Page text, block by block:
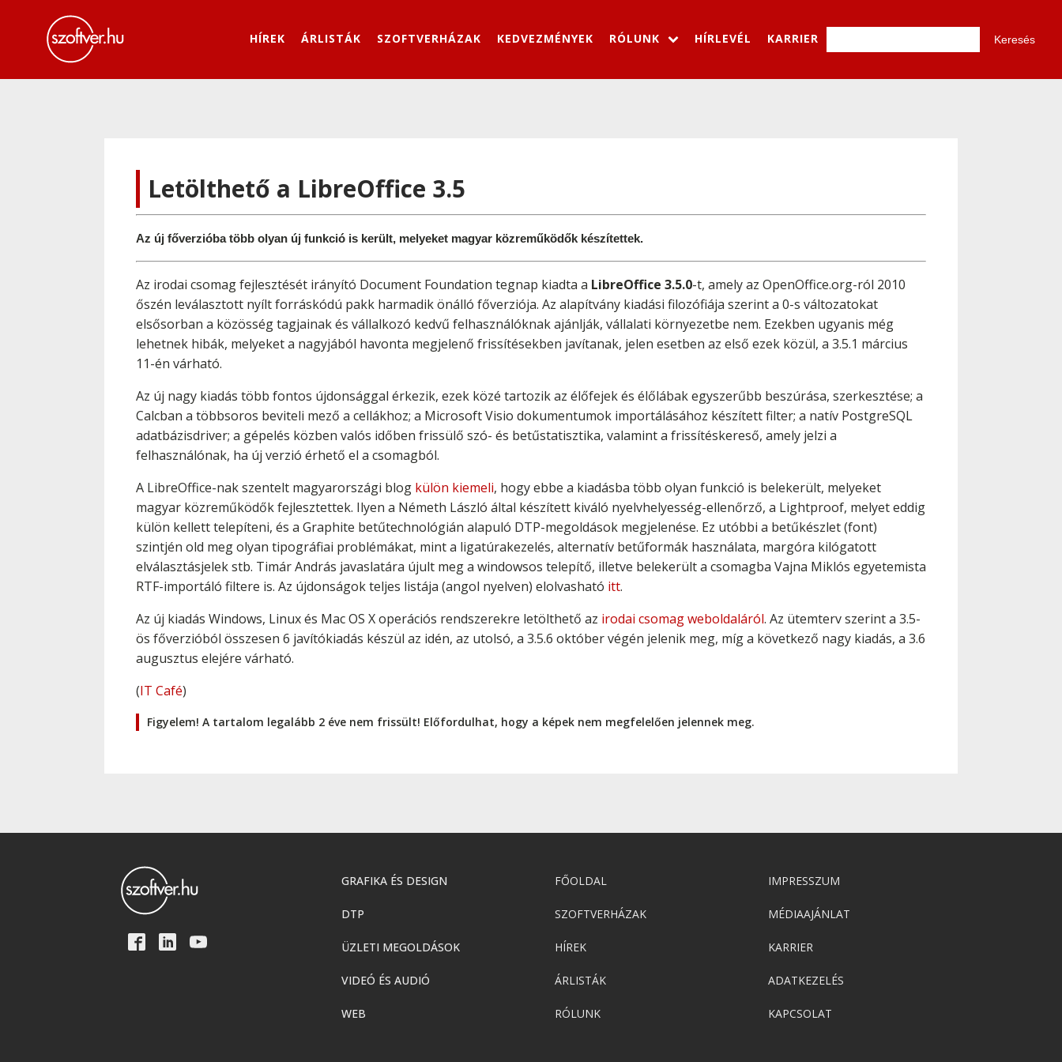
HÍREK ÁRLISTÁK SZOFTVERHÁZAK KEDVEZMÉNYEK RÓLUNK HÍRLEVÉL KARRIER
Letölthető a LibreOffice 3.5
Az új főverzióba több olyan új funkció is került, melyeket magyar közreműködők készítettek.
Az irodai csomag fejlesztését irányító Document Foundation tegnap kiadta a LibreOffice 3.5.0-t, amely az OpenOffice.org-ról 2010
őszén leválasztott nyílt forráskódú pakk harmadik önálló főverziója. Az alapítvány kiadási filozófiája szerint a 0-s változatokat
elsősorban a közösség tagjainak és vállalkozó kedvű felhasználóknak ajánlják, vállalati környezetbe nem. Ezekben ugyanis még
lehetnek hibák, melyeket a nagyjából havonta megjelenő frissítésekben javítanak, jelen esetben az első ezek közül, a 3.5.1 március
11-én várható.
Az új nagy kiadás több fontos újdonsággal érkezik, ezek közé tartozik az élőfejek és élőlábak egyszerűbb beszúrása, szerkesztése; a
Calcban a többsoros beviteli mező a cellákhoz; a Microsoft Visio dokumentumok importálásához készített filter; a natív PostgreSQL
adatbázisdriver; a gépelés közben valós időben frissülő szó- és betűstatisztika, valamint a frissítéskereső, amely jelzi a
felhasználónak, ha új verzió érhető el a csomagból.
A LibreOffice-nak szentelt magyarországi blog külön kiemeli, hogy ebbe a kiadásba több olyan funkció is belekerült, melyeket
magyar közreműködők fejlesztettek. Ilyen a Németh László által készített kiváló nyelvhelyesség-ellenőrző, a Lightproof, melyet eddig
külön kellett telepíteni, és a Graphite betűtechnológián alapuló DTP-megoldások megjelenése. Ez utóbbi a betűkészlet (font)
szintjén old meg olyan tipográfiai problémákat, mint a ligatúrakezelés, alternatív betűformák használata, margóra kilógatott
elválasztásjelek stb. Timár András javaslatára újult meg a windowsos telepítő, illetve belekerült a csomagba Vajna Miklós egyetemista
RTF-importáló filtere is. Az újdonságok teljes listája (angol nyelven) elolvasható itt.
Az új kiadás Windows, Linux és Mac OS X operációs rendszerekre letölthető az irodai csomag weboldaláról. Az ütemterv szerint a 3.5-
ös főverzióból összesen 6 javítókiadás készül az idén, az utolsó, a 3.5.6 október végén jelenik meg, míg a következő nagy kiadás, a 3.6
augusztus elejére várható.
(IT Café)
Figyelem! A tartalom legalább 2 éve nem frissült! Előfordulhat, hogy a képek nem megfelelően jelennek meg.
GRAFIKA ÉS DESIGN
DTP
ÜZLETI MEGOLDÁSOK
VIDEÓ ÉS AUDIÓ
WEB
FŐOLDAL
SZOFTVERHÁZAK
HÍREK
ÁRLISTÁK
RÓLUNK
IMPRESSZUM
MÉDIAAJÁNLAT
KARRIER
ADATKEZELÉS
KAPCSOLAT